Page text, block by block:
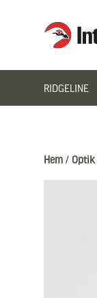
Interjakt SE
RIDGELINE
Hem / Optik